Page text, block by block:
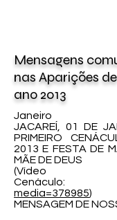
Mensagens
nas Aparições
ano2013
Janeiro
JACAREÍ, 01 DE
PRIMEIRO
2013 E FESTA DE
MÃE DE DEUS
media=378985)
MENSAGEM DE